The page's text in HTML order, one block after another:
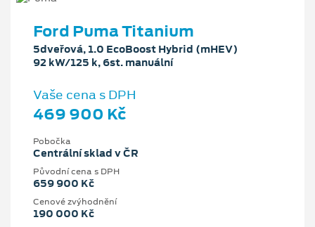
Ford Puma Titanium
5dveřová, 1.0 EcoBoost Hybrid (mHEV)
92 kW/125 k, 6st. manuální
Vaše cena s DPH
469 900 Kč
Pobočka
Centrální sklad v ČR
Původní cena s DPH
659 900 Kč
Cenové zvýhodnění
190 000 Kč